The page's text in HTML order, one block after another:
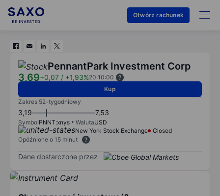
Otwórz rachunek
PennantPark Investment Corp
3,69+0,07 / +1,93%20:10:00
Kup
Zakres 52-tygodniowy
3,19 7,53
SymbolPNNT:xnys WalutaUSD
New York Stock Exchange
Closed
Opóźnione o 15 minut
Dane dostarczone przez